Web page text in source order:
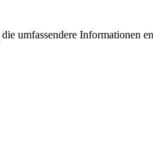
umfassendere Informationen